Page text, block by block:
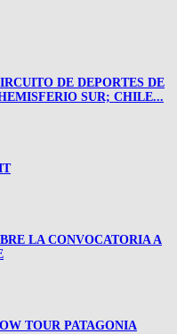
DE DEPORTES DE
SUR; CHILE...
LA CONVOCATORIA A
TOUR PATAGONIA